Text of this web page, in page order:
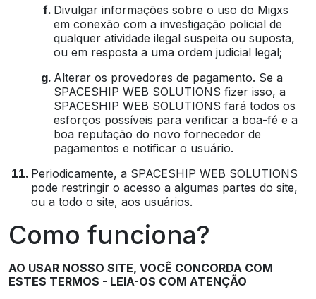
Divulgar informações sobre o uso do Migxs
em conexão com a investigação policial de
qualquer atividade ilegal suspeita ou suposta,
ou em resposta a uma ordem judicial legal;
Alterar os provedores de pagamento. Se a
SPACESHIP WEB SOLUTIONS fizer isso, a
SPACESHIP WEB SOLUTIONS fará todos os
esforços possíveis para verificar a boa-fé e a
boa reputação do novo fornecedor de
pagamentos e notificar o usuário.
Periodicamente, a SPACESHIP WEB SOLUTIONS
pode restringir o acesso a algumas partes do site,
ou a todo o site, aos usuários.
Como funciona?
AO USAR NOSSO SITE, VOCÊ CONCORDA COM
ESTES TERMOS - LEIA-OS COM ATENÇÃO